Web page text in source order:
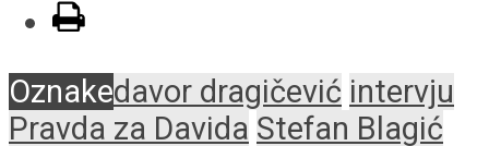
Oznakedavor dragičević intervju
Pravda za Davida Stefan Blagić